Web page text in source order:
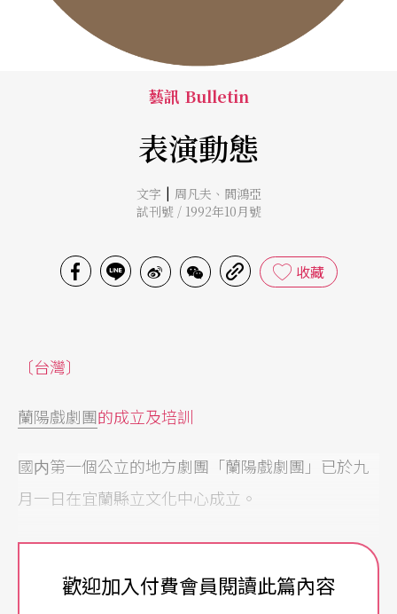
藝訊 Bulletin
表演動態
文字 | 周凡夫 、 閻鴻亞
試刊號 / 1992年10月號
收藏
〔台灣〕
蘭陽戲劇團的成立及培訓
國内第一個公立的地方劇團「蘭陽戲劇團」已於九
月一日在宜蘭縣立文化中心成立。
宜蘭是歌仔戲的發源地，而今老一代的藝人卻相繼
凋零，技藝瀕臨失傳。以往學校内的傳習課程，學
歡迎加入付費會員閱讀此篇內容